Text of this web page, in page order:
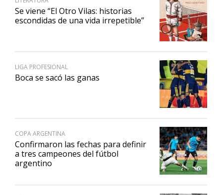
Se viene “El Otro Vilas: historias
escondidas de una vida irrepetible”
LIGA PROFESIONAL
Boca se sacó las ganas
COPA ARGENTINA
Confirmaron las fechas para definir
a tres campeones del fútbol
argentino